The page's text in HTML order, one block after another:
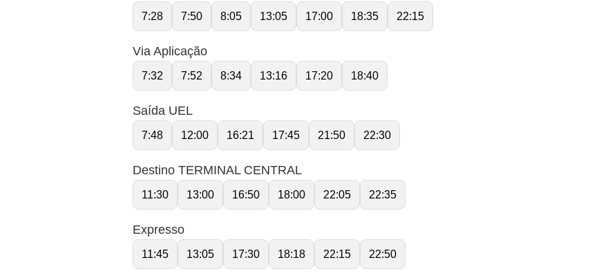
7:28 7:50 8:05 13:05 17:00 18:35 22:15
Via Aplicação
7:32 7:52 8:34 13:16 17:20 18:40
Saída UEL
7:48 12:00 16:21 17:45 21:50 22:30
Destino TERMINAL CENTRAL
11:30 13:00 16:50 18:00 22:05 22:35
Expresso
11:45 13:05 17:30 18:18 22:15 22:50